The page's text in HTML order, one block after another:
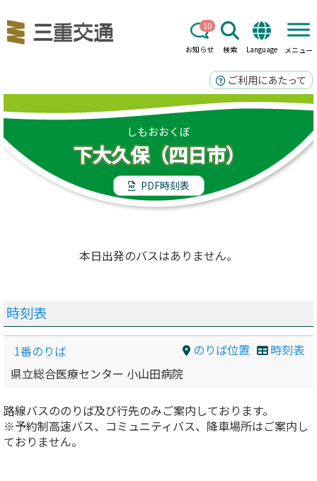
お知らせ
10
検索 Language メニュー
ご利用にあたって
しもおおくぼ
下大久保（四日市）
PDF時刻表
本日出発のバスはありません。
時刻表
のりば位置 時刻表
1番のりば
県立総合医療センター 小山田病院
路線バスののりば及び行先のみご案内しております。
※予約制高速バス、コミュニティバス、降車場所はご案内し
ておりません。